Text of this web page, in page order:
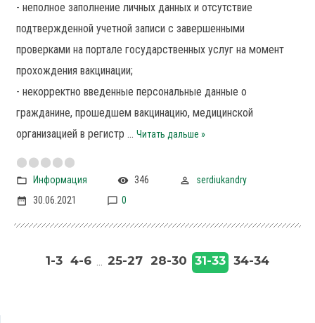
- неполное заполнение личных данных и отсутствие
подтвержденной учетной записи с завершенными
проверками на портале государственных услуг на момент
прохождения вакцинации;
- некорректно введенные персональные данные о
гражданине, прошедшем вакцинацию, медицинской
организацией в регистр ... Читать дальше »
Информация 346
serdiukandry
30.06.2021
0
1-3 4-6 ... 25-27 28-30 31-33 34-34